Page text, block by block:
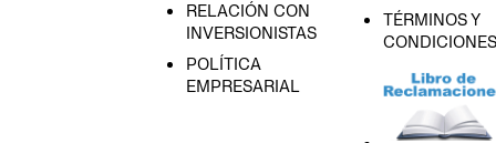
RELACIÓN CON
INVERSIONISTAS
POLÍTICA
EMPRESARIAL
TÉRMINOS Y
CONDICIONES